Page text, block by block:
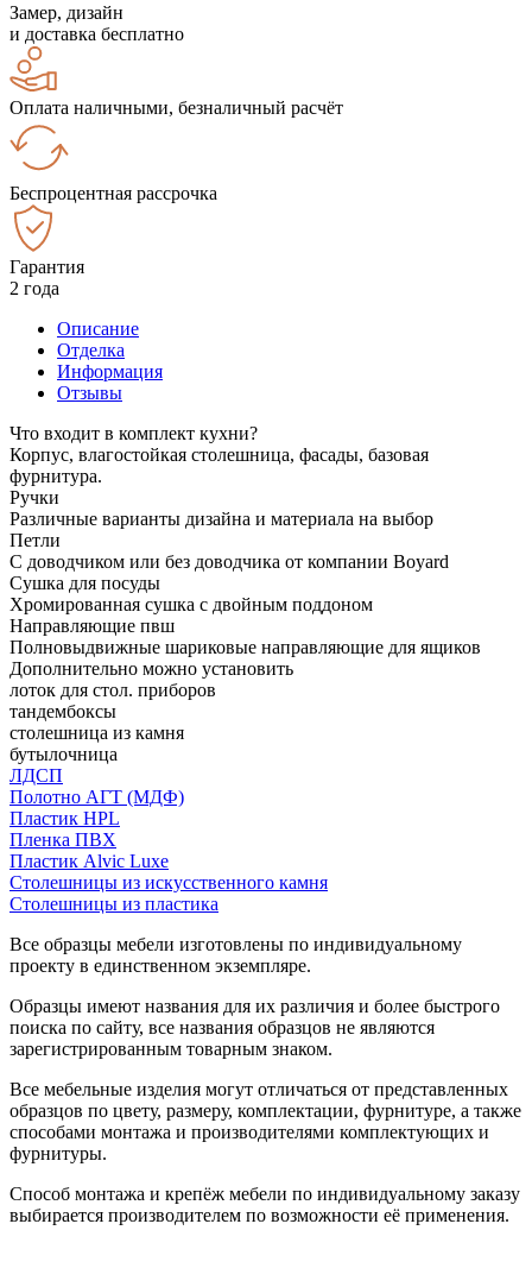
Замер, дизайн
и доставка бесплатно
Оплата наличными, безналичный расчёт
Беспроцентная рассрочка
Гарантия
2 года
Описание
Отделка
Информация
Отзывы
Что входит в комплект кухни?
Корпус, влагостойкая столешница, фасады, базовая
фурнитура.
Ручки
Различные варианты дизайна и материала на выбор
Петли
С доводчиком или без доводчика от компании Boyard
Сушка для посуды
Хромированная сушка с двойным поддоном
Направляющие пвш
Полновыдвижные шариковые направляющие для ящиков
Дополнительно можно установить
лоток для стол. приборов
тандембоксы
столешница из камня
бутылочница
ЛДСП
Полотно АГТ (МДФ)
Пластик HPL
Пленка ПВХ
Пластик Alvic Luxe
Столешницы из искусственного камня
Столешницы из пластика
Все образцы мебели изготовлены по индивидуальному
проекту в единственном экземпляре.
Образцы имеют названия для их различия и более быстрого
поиска по сайту, все названия образцов не являются
зарегистрированным товарным знаком.
Все мебельные изделия могут отличаться от представленных
образцов по цвету, размеру, комплектации, фурнитуре, а также
способами монтажа и производителями комплектующих и
фурнитуры.
Способ монтажа и крепёж мебели по индивидуальному заказу
выбирается производителем по возможности её применения.